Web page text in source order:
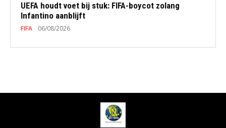
UEFA houdt voet bij stuk: FIFA-boycot zolang
Infantino aanblijft
FIFA 06/08/2026